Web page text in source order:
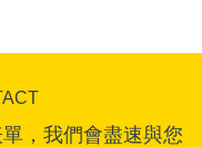
，我們會盡速與您